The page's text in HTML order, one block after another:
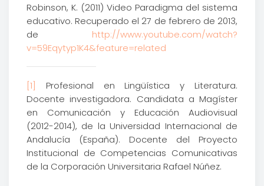
Robinson, K. (2011) Video Paradigma del sistema
educativo. Recuperado el 27 de febrero de 2013,
de http://www.youtube.com/watch?
v=59Eqytyp1K4&feature=related
[1] Profesional en Lingüística y Literatura.
Docente investigadora. Candidata a Magíster
en Comunicación y Educación Audiovisual
(2012-2014), de la Universidad Internacional de
Andalucía (España). Docente del Proyecto
Institucional de Competencias Comunicativas
de la Corporación Universitaria Rafael Núñez.